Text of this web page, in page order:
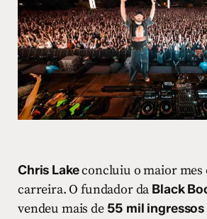
Chris Lakeconcluiu o maior mes
carreira. O fundador da Black
vendeu mais de 55 mil ingressos